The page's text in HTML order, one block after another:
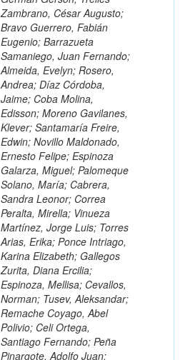
Zambrano, César Augusto;
Bravo Guerrero, Fabián
Eugenio; Barrazueta
Samaniego, Juan Fernando;
Almeida, Evelyn; Rosero,
Andrea; Díaz Córdoba,
Jaime; Coba Molina,
Edisson; Moreno Gavilanes,
Klever; Santamaría Freire,
Edwin; Novillo Maldonado,
Ernesto Felipe; Espinoza
Galarza, Miguel; Palomeque
Solano, María; Cabrera,
Sandra Leonor; Correa
Peralta, Mirella; Vinueza
Martínez, Jorge Luis; Torres
Arias, Erika; Ponce Intriago,
Karina Elizabeth; Gallegos
Zurita, Diana Ercilia;
Espinoza, Mellisa; Cevallos,
Norman; Tusev, Aleksandar;
Remache Coyago, Abel
Polivio; Celi Ortega,
Santiago Fernando; Peña
Pinargote, Adolfo Juan;